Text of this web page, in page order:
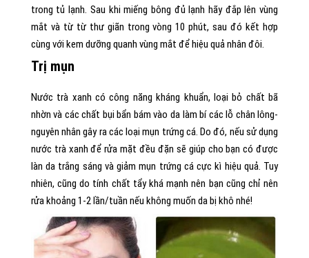
trong tủ lạnh. Sau khi miếng bông đủ lạnh hãy đắp lên vùng
mắt và từ từ thư giãn trong vòng 10 phút, sau đó kết hợp
cùng với kem dưỡng quanh vùng mắt để hiệu quả nhân đôi.
Trị mụn
Nước trà xanh có công năng kháng khuẩn, loại bỏ chất bã
nhờn và các chất bụi bẩn bám vào da làm bí các lỗ chân lông-
nguyên nhân gây ra các loại mụn trứng cá. Do đó, nếu sử dụng
nước trà xanh để rửa mặt đều đặn sẽ giúp cho bạn có được
làn da trắng sáng và giảm mụn trứng cá cực kì hiệu quả. Tuy
nhiên, cũng do tính chất tẩy khá mạnh nên bạn cũng chỉ nên
rửa khoảng 1-2 lần/tuần nếu không muốn da bị khô nhé!